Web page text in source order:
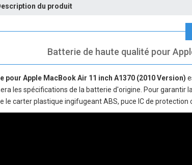
du produit
Batterie de haute qualité pour
pour Apple MacBook Air 11 inch A1370 (2010 Version)
les spécifications de la batterie d'origine. Pour
le carter plastique ingifugeant ABS, puce IC de